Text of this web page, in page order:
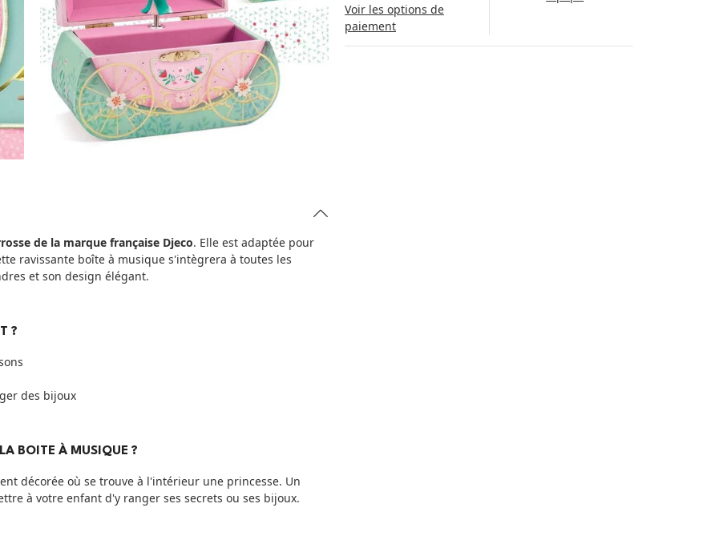
Voir les options de
paiement
de la marque française Djeco. Elle est adaptée pour
ravissante boîte à musique s'intègrera à toutes les
et son design élégant.
?
des bijoux
BOITE À MUSIQUE ?
décorée où se trouve à l'intérieur une princesse. Un
à votre enfant d'y ranger ses secrets ou ses bijoux.